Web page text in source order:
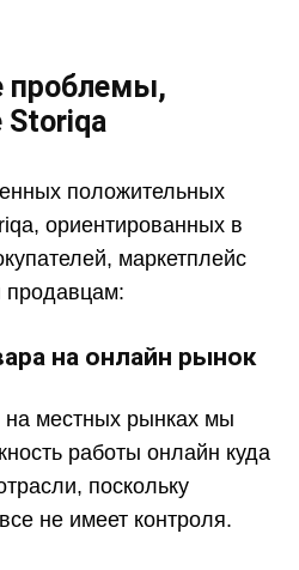
проблемы,
положительных
ориентированных в
маркетплейс
продавцам:
на онлайн рынок
местных рынках мы
работы онлайн куда
поскольку
не имеет контроля.